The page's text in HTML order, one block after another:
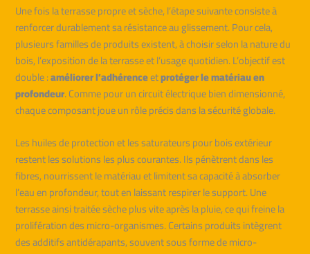
Une fois la terrasse propre et sèche, l’étape suivante consiste à
renforcer durablement sa résistance au glissement. Pour cela,
plusieurs familles de produits existent, à choisir selon la nature du
bois, l’exposition de la terrasse et l’usage quotidien. L’objectif est
double :améliorer l’adhérenceetprotéger le matériau en
profondeur. Comme pour un circuit électrique bien dimensionné,
chaque composant joue un rôle précis dans la sécurité globale.
Les huiles de protection et les saturateurs pour bois extérieur
restent les solutions les plus courantes. Ils pénètrent dans les
fibres, nourrissent le matériau et limitent sa capacité à absorber
l’eau en profondeur, tout en laissant respirer le support. Une
terrasse ainsi traitée sèche plus vite après la pluie, ce qui freine la
prolifération des micro-organismes. Certains produits intègrent
des additifs antidérapants, souvent sous forme de micro-